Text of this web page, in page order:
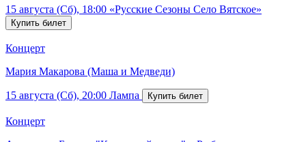
15 августа (Сб), 18:00 «Русские Сезоны Село Вятское»
Концерт
Мария Макарова (Маша и Медведи)
15 августа (Сб), 20:00 Лампа
Концерт